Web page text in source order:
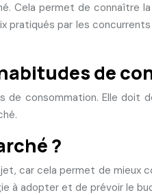
permet de connaître
par les
de
consommation. Elle doit
?
car cela permet de mieux
à adopter et de prévoir le